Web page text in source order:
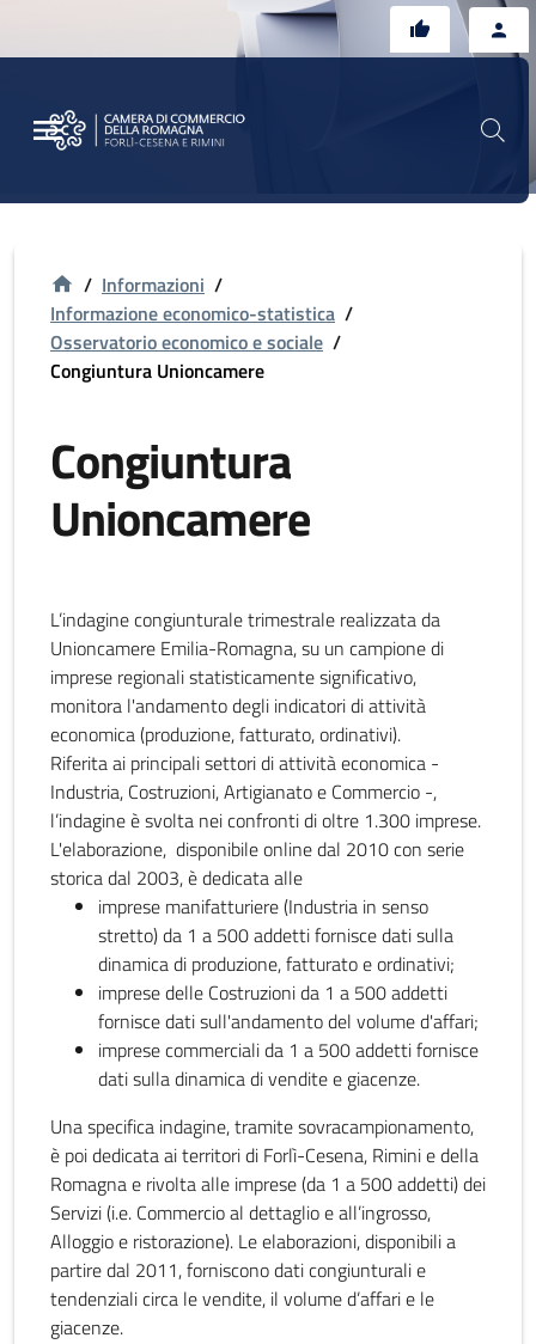
/ Informazioni /
Informazione economico-statistica /
Osservatorio economico e sociale /
Congiuntura Unioncamere
Congiuntura
Unioncamere
L’indagine congiunturale trimestrale realizzata da
Unioncamere Emilia-Romagna, su un campione di
imprese regionali statisticamente significativo,
monitora l'andamento degli indicatori di attività
economica (produzione, fatturato, ordinativi).
Riferita ai principali settori di attività economica -
Industria, Costruzioni, Artigianato e Commercio -,
l’indagine è svolta nei confronti di oltre 1.300 imprese.
L'elaborazione, disponibile online dal 2010 con serie
storica dal 2003, è dedicata alle
imprese manifatturiere (Industria in senso
stretto) da 1 a 500 addetti fornisce dati sulla
dinamica di produzione, fatturato e ordinativi;
imprese delle Costruzioni da 1 a 500 addetti
fornisce dati sull'andamento del volume d'affari;
imprese commerciali da 1 a 500 addetti fornisce
dati sulla dinamica di vendite e giacenze.
Una specifica indagine, tramite sovracampionamento,
è poi dedicata ai territori di Forlì-Cesena, Rimini e della
Romagna e rivolta alle imprese (da 1 a 500 addetti) dei
Servizi (i.e. Commercio al dettaglio e all’ingrosso,
Alloggio e ristorazione). Le elaborazioni, disponibili a
partire dal 2011, forniscono dati congiunturali e
tendenziali circa le vendite, il volume d’affari e le
giacenze.